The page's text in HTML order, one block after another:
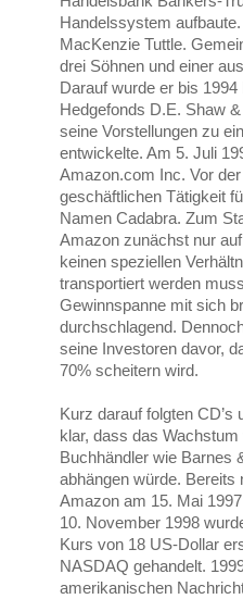
Handelssystem
MacKenzie Tuttle.
drei Söhnen und einer
Darauf wurde er bis
Hedgefonds D.E. Shaw
seine Vorstellungen zu
entwickelte. Am 5. Juli
Amazon.com Inc. Vor
geschäftlichen Tätigkeit
Namen Cadabra. Zum
Amazon zunächst nur
keinen speziellen
transportiert werden
Gewinnspanne mit sich
durchschlagend.
seine Investoren davor,
70% scheitern wird.
Kurz darauf folgten CD’s
klar, dass das
Buchhändler wie Barnes
abhängen würde.
Amazon am 15. Mai
10. November 1998
Kurs von 18 US-Dollar
NASDAQ gehandelt.
amerikanischen